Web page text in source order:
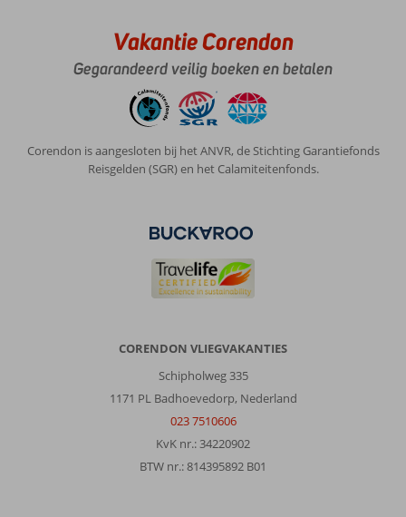
Vakantie Corendon
Gegarandeerd veilig boeken en betalen
Corendon is aangesloten bij het ANVR, de Stichting Garantiefonds
Reisgelden (SGR) en het Calamiteitenfonds.
CORENDON VLIEGVAKANTIES
Schipholweg 335
1171 PL Badhoevedorp, Nederland
023 7510606
KvK nr.: 34220902
BTW nr.: 814395892 B01